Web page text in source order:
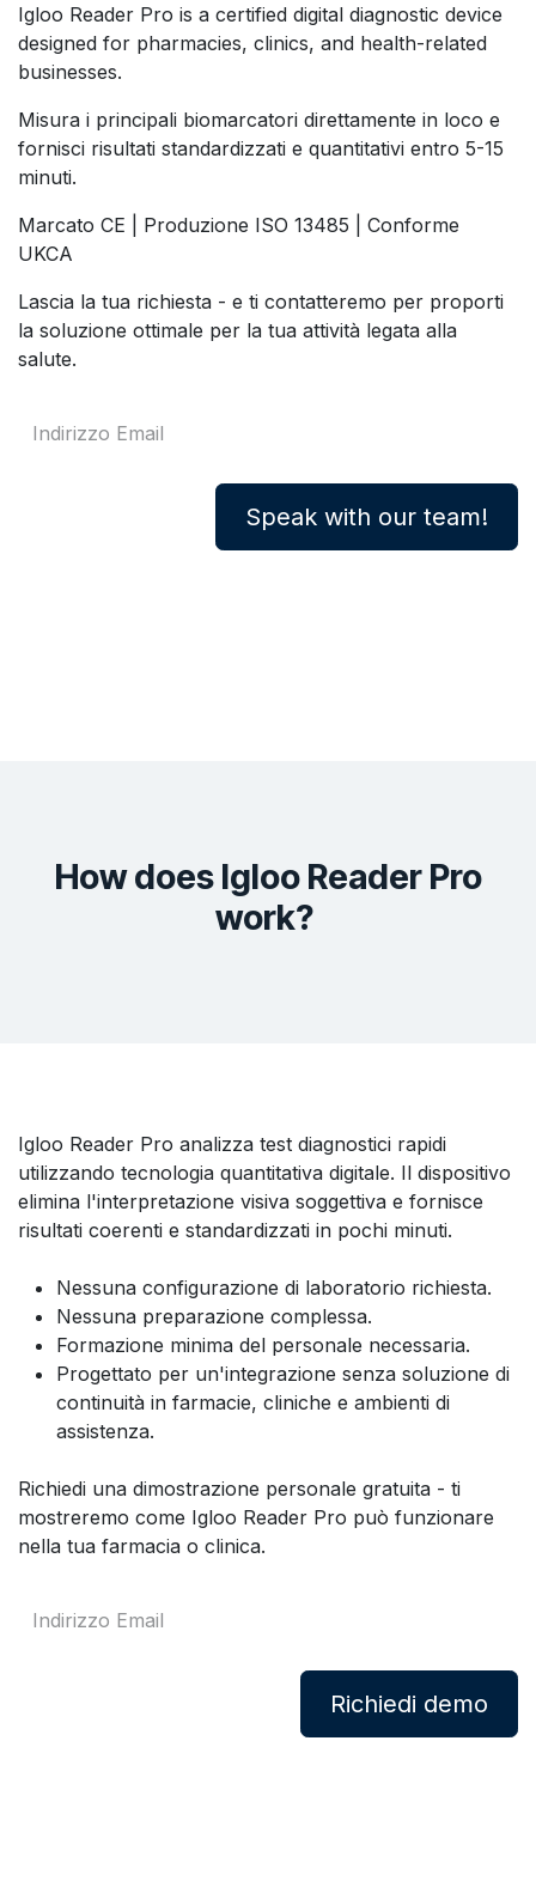
Igloo Reader Pro is a certified digital diagnostic device
designed for pharmacies, clinics, and health-related
businesses.
Misura i principali biomarcatori direttamente in loco e
fornisci risultati standardizzati e quantitativi entro 5-15
minuti.
Marcato CE | Produzione ISO 13485 | Conforme
UKCA
Lascia la tua richiesta - e ti contatteremo per proporti
la soluzione ottimale per la tua attività legata alla
salute.
Speak with our team!
How does Igloo Reader Pro
work?
Igloo Reader Pro analizza test diagnostici rapidi
utilizzando tecnologia quantitativa digitale. Il dispositivo
elimina l'interpretazione visiva soggettiva e fornisce
risultati coerenti e standardizzati in pochi minuti.
Nessuna configurazione di laboratorio richiesta.
Nessuna preparazione complessa.
Formazione minima del personale necessaria.
Progettato per un'integrazione senza soluzione di
continuità in farmacie, cliniche e ambienti di
assistenza.
Richiedi una dimostrazione personale gratuita - ti
mostreremo come Igloo Reader Pro può funzionare
nella tua farmacia o clinica.
Richiedi demo